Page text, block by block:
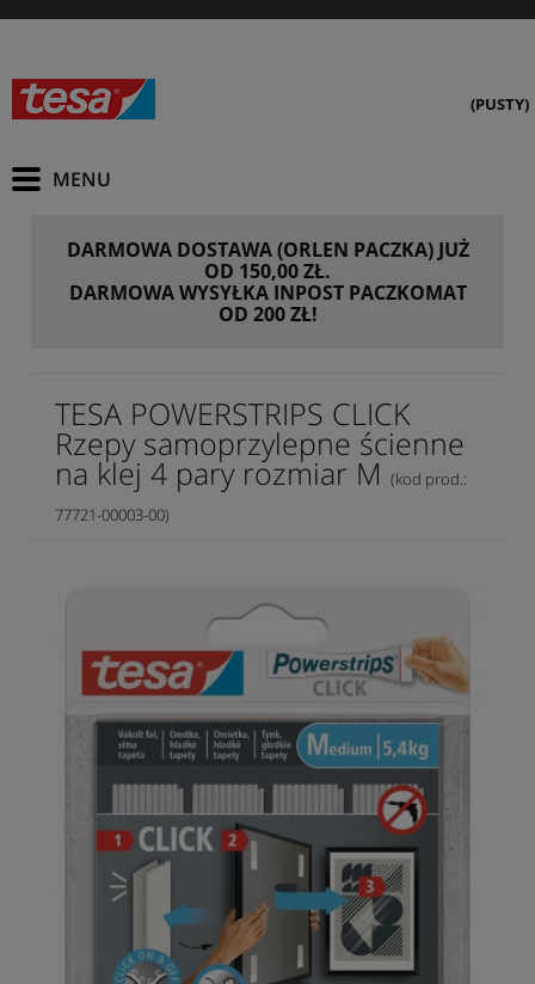
(PUSTY)
DARMOWA DOSTAWA (ORLEN PACZKA) JUŻ
OD 150,00 ZŁ.
DARMOWA WYSYŁKA INPOST PACZKOMAT
OD 200 ZŁ!
TESA POWERSTRIPS CLICK
Rzepy samoprzylepne ścienne
na klej 4 pary rozmiar M (kod prod.:
77721-00003-00)